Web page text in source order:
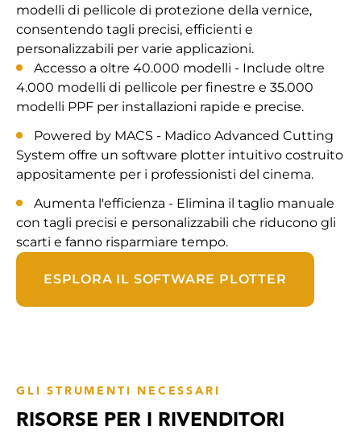
modelli di pellicole di protezione della vernice,
consentendo tagli precisi, efficienti e
personalizzabili per varie applicazioni.
Accesso a oltre 40.000 modelli - Include oltre
4.000 modelli di pellicole per finestre e 35.000
modelli PPF per installazioni rapide e precise.
Powered by MACS - Madico Advanced Cutting
System offre un software plotter intuitivo costruito
appositamente per i professionisti del cinema.
Aumenta l'efficienza - Elimina il taglio manuale
con tagli precisi e personalizzabili che riducono gli
scarti e fanno risparmiare tempo.
ESPLORA IL SOFTWARE PLOTTER
GLI STRUMENTI NECESSARI
RISORSE PER I RIVENDITORI